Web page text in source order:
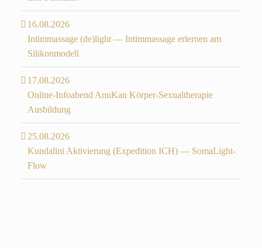
16.08.2026
Intimmassage (de)light — Intimmassage erlernen am
Silikonmodell
17.08.2026
Online-Infoabend AnuKan Körper-Sexualtherapie
Ausbildung
25.08.2026
Kundalini Aktivierung (Expedition ICH) — SomaLight-
Flow